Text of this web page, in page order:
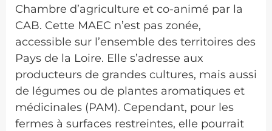
Chambre d’agriculture et co-animé par la
CAB. Cette MAEC n’est pas zonée,
accessible sur l’ensemble des territoires des
Pays de la Loire. Elle s’adresse aux
producteurs de grandes cultures, mais aussi
de légumes ou de plantes aromatiques et
médicinales (PAM). Cependant, pour les
fermes à surfaces restreintes, elle pourrait